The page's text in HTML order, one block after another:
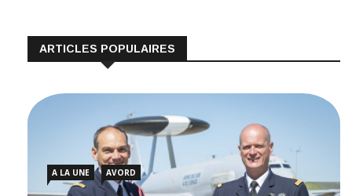
ARTICLES POPULAIRES
A LA UNE AVORD